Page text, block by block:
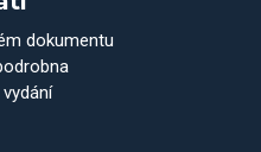
dokumentu